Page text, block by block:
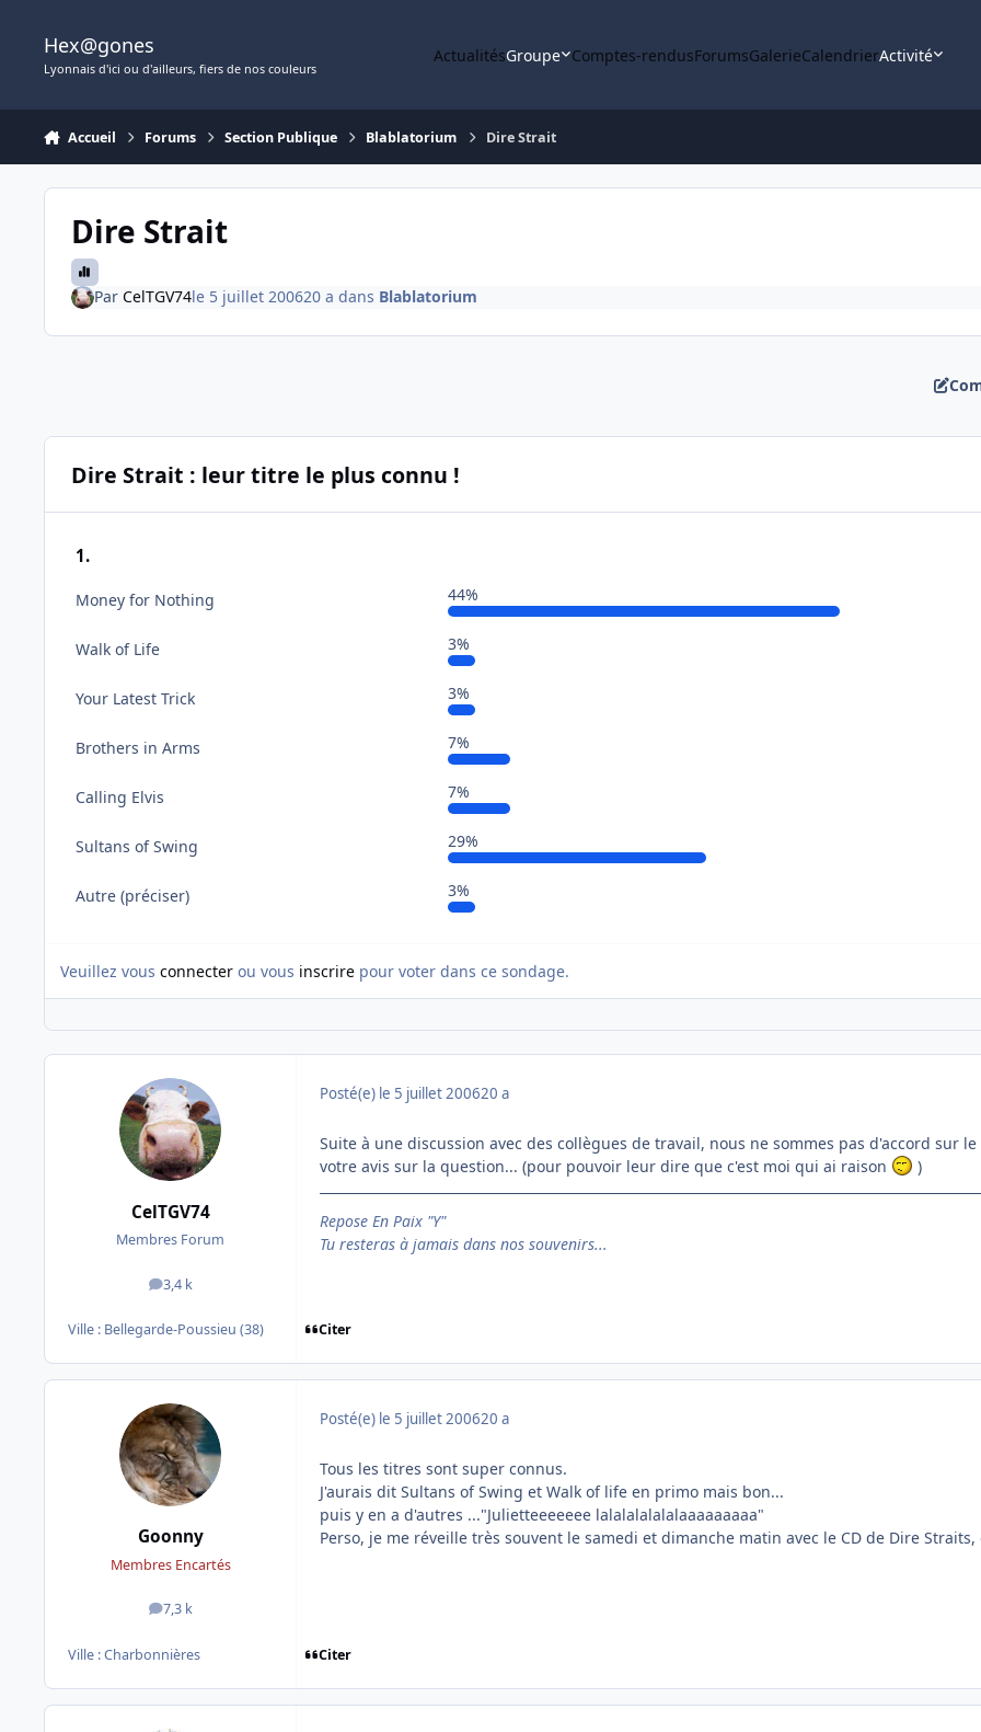
Hex@gones
Lyonnais d'ici ou d'ailleurs, fiers de nos couleurs
ActualitésGroupe Comptes-rendusForumsGalerieCalendrierActivité
Accueil Forums Section Publique Blablatorium Dire Strait
Dire Strait
Par CelTGV74le 5 juillet 200620 a dans Blablatorium
Dire Strait : leur titre le plus connu !
1.
Money for Nothing 44%
Walk of Life 3%
Your Latest Trick 3%
Brothers in Arms 7%
Calling Elvis 7%
Sultans of Swing 29%
Autre (préciser) 3%
Veuillez vous connecter ou vous inscrire pour voter dans ce sondage.
CelTGV74
Membres Forum
3,4 k
messages
Ville : Bellegarde-Poussieu (38)
Posté(e) le 5 juillet 200620 a
Suite à une discussion avec des collègues de travail, nous ne sommes pas d'accord sur
votre avis sur la question... (pour pouvoir leur dire que c'est moi qui ai raison
)
Repose En Paix "Y"
Tu resteras à jamais dans nos souvenirs...
Citer
Goonny
Membres Encartés
7,3 k
messages
Ville :Charbonnières
Posté(e) le 5 juillet 200620 a
Tous les titres sont super connus.
J'aurais dit Sultans of Swing et Walk of life en primo mais bon...
puis y en a d'autres ..."Julietteeeeeee lalalalalalalaaaaaaaaa"
Perso, je me réveille très souvent le samedi et dimanche matin avec le CD de Dire
Citer